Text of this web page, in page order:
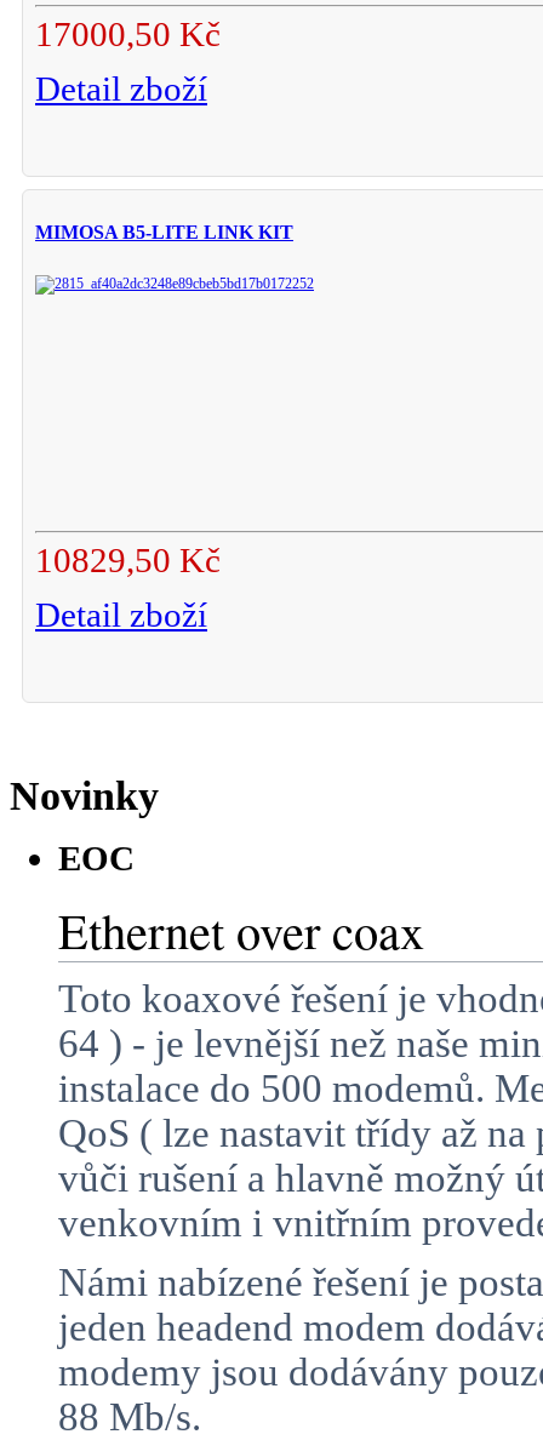
17000,50 Kč
Detail zboží
MIMOSA B5-LITE LINK KIT
10829,50 Kč
Detail zboží
Novinky
EOC
Ethernet over coax
Toto koaxové řešení je
64 ) - je levnější než naše
instalace do 500 modemů.
QoS ( lze nastavit třídy až
vůči rušení a hlavně možný
venkovním i vnitřním
Námi nabízené řešení je
jeden headend modem
modemy jsou dodávány
88 Mb/s.